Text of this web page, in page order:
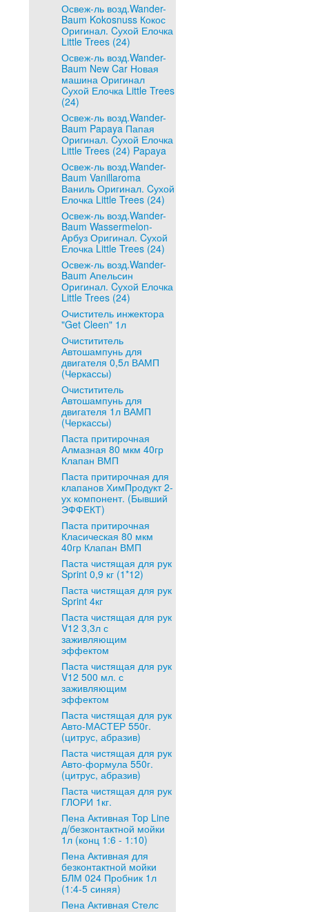
Освеж-ль возд.Wander-
Baum Kokosnuss Кокос
Оригинал. Cухой Елочка
Little Trees (24)
Освеж-ль возд.Wander-
Baum New Car Новая
машина Оригинал
Cухой Елочка Little Trees
(24)
Освеж-ль возд.Wander-
Baum Papaya Папая
Оригинал. Cухой Елочка
Little Trees (24) Papaya
Освеж-ль возд.Wander-
Baum Vanillaroma
Ваниль Оригинал. Cухой
Елочка Little Trees (24)
Освеж-ль возд.Wander-
Baum Wassermelon-
Арбуз Оригинал. Cухой
Елочка Little Trees (24)
Освеж-ль возд.Wander-
Baum Апельсин
Оригинал. Cухой Елочка
Little Trees (24)
Очиститель инжектора
"Get Cleen" 1л
Очистититель
Автошампунь для
двигателя 0,5л ВАМП
(Черкассы)
Очистититель
Автошампунь для
двигателя 1л ВАМП
(Черкассы)
Паста притирочная
Алмазная 80 мкм 40гр
Клапан ВМП
Паста притирочная для
клапанов ХимПродукт 2-
ух компонент. (Бывший
ЭФФЕКТ)
Паста притирочная
Класическая 80 мкм
40гр Клапан ВМП
Паста чистящая для рук
Sprint 0,9 кг (1*12)
Паста чистящая для рук
Sprint 4кг
Паста чистящая для рук
V12 3,3л с
заживляющим
эффектом
Паста чистящая для рук
V12 500 мл. с
заживляющим
эффектом
Паста чистящая для рук
Авто-МАСТЕР 550г.
(цитрус, абразив)
Паста чистящая для рук
Авто-формула 550г.
(цитрус, абразив)
Паста чистящая для рук
ГЛОРИ 1кг.
Пена Активная Top Line
д/безконтактной мойки
1л (конц 1:6 - 1:10)
Пена Активная для
безконтактной мойки
БЛМ 024 Пробник 1л
(1:4-5 синяя)
Пена Активная Стелс